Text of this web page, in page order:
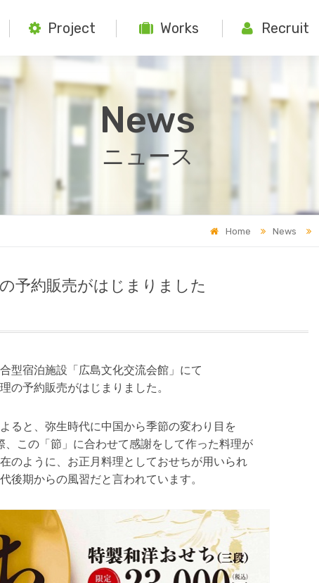
Project Works Recruit
News
ニュース
Home News
予約販売がはじまりました
型宿泊施設「広島文化交流会館」にて
の予約販売がはじまりました。
ると、弥生時代に中国から季節の変わり目を
、この「節」に合わせて感謝をして作った料理が
のように、お正月料理としておせちが用いられ
後期からの風習だと言われています。